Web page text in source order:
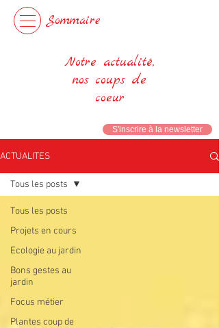
Sommaire
Notre actualité,
nos coups de
coeur
S'inscrire à la newsletter
ACTUALITES
Tous les posts
Projets en cours
Ecologie au jardin
Bons gestes au
jardin
Focus métier
Plantes coup de
Tous les posts